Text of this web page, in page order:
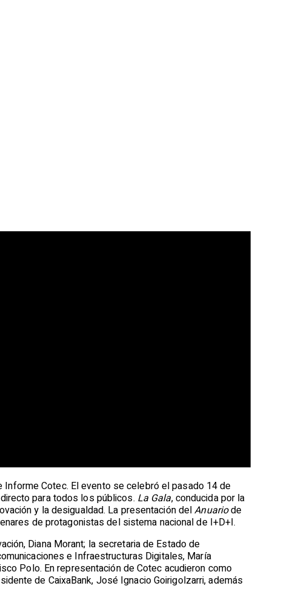
Informe Cotec. El evento se celebró el pasado 14 de
para todos los públicos. La Gala, conducida por la
y la desigualdad. La presentación delAnuariode
de protagonistas del sistema nacional de I+D+I.
Diana Morant; la secretaria de Estado de
e Infraestructuras Digitales, María
Polo. En representación de Cotec acudieron como
de CaixaBank, José Ignacio Goirigolzarri, además